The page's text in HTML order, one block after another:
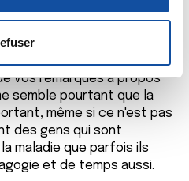
à partir de la
de personnaliser le contenu
fonctionnalités relatives aux
notre trafic. Nous
sur l'utilisation de
de médias sociaux, de
combiner celles-ci
vos remarques à propos
semble pourtant que la
même si ce n'est pas
des gens qui sont
maladie que parfois ils
et de temps aussi.